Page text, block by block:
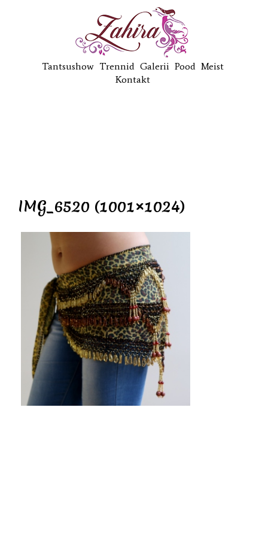
Tantsushow Trennid Galerii Pood Meist
Kontakt
IMG_6520 (1001×1024)